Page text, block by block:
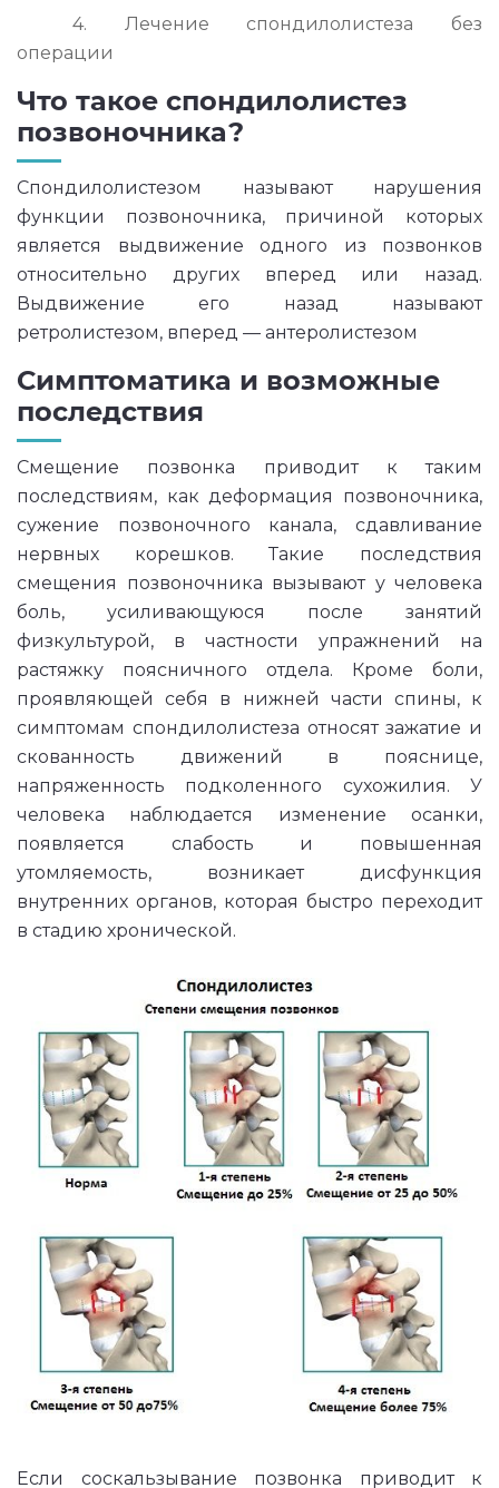
4. Лечение спондилолистеза без
операции
Что такое спондилолистез
позвоночника?
Спондилолистезом называют нарушения
функции позвоночника, причиной которых
является выдвижение одного из позвонков
относительно других вперед или назад.
Выдвижение его назад называют
ретролистезом, вперед — антеролистезом
Симптоматика и возможные
последствия
Смещение позвонка приводит к таким
последствиям, как деформация позвоночника,
сужение позвоночного канала, сдавливание
нервных корешков. Такие последствия
смещения позвоночника вызывают у человека
боль, усиливающуюся после занятий
физкультурой, в частности упражнений на
растяжку поясничного отдела. Кроме боли,
проявляющей себя в нижней части спины, к
симптомам спондилолистеза относят зажатие и
скованность движений в пояснице,
напряженность подколенного сухожилия. У
человека наблюдается изменение осанки,
появляется слабость и повышенная
утомляемость, возникает дисфункция
внутренних органов, которая быстро переходит
в стадию хронической.
Если соскальзывание позвонка приводит к